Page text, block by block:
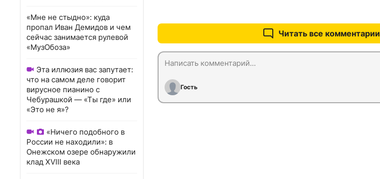
«Мне не стыдно»: куда
пропал Иван Демидов и чем
сейчас занимается рулевой
«МузОбоза»
Эта иллюзия вас запутает:
что на самом деле говорит
вирусное пианино с
Чебурашкой — «Ты где» или
«Это не я»?
«Ничего подобного в
России не находили»: в
Онежском озере обнаружили
клад XVIII века
Читать все комментарии
Гость